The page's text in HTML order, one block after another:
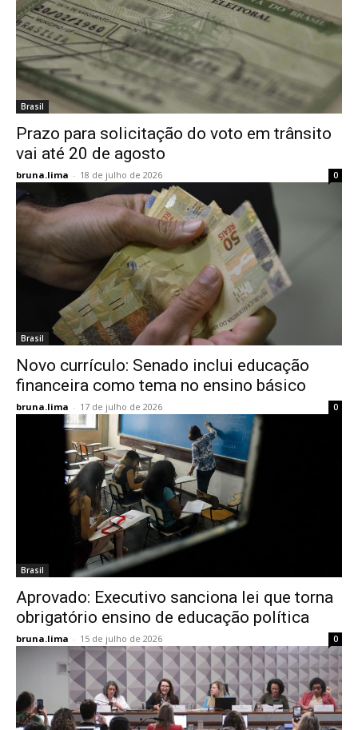
Brasil
Prazo para solicitação do voto em trânsito
vai até 20 de agosto
bruna.lima - 18 de julho de 2026 0
Brasil
Novo currículo: Senado inclui educação
financeira como tema no ensino básico
bruna.lima - 17 de julho de 2026 0
Brasil
Aprovado: Executivo sanciona lei que torna
obrigatório ensino de educação política
bruna.lima - 15 de julho de 2026 0